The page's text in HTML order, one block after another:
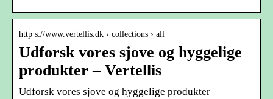
http s://www.vertellis.dk › collections › all
Udforsk vores sjove og hyggelige
produkter – Vertellis
Udforsk vores sjove og hyggelige produkter –